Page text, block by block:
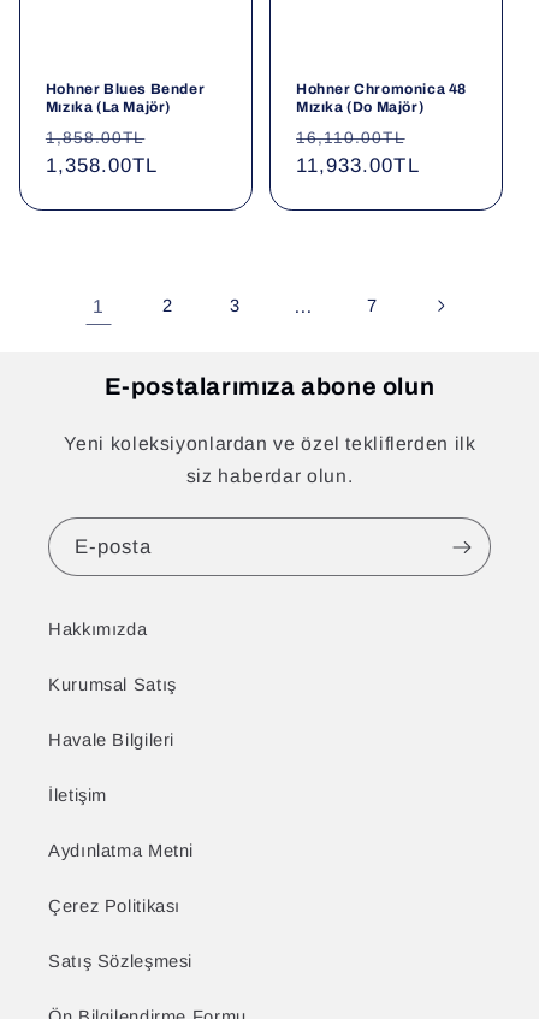
Hohner Blues Bender
Mızıka (La Majör)
Normal
fiyat
1,858.00TL
1,358.00TL
Hohner Chromonica 48
Mızıka (Do Majör)
Normal
fiyat
16,110.00TL
fiyat
11,933.00TL
1 2 3 … 7
E-postalarımıza abone olun
Yeni koleksiyonlardan ve özel tekliflerden ilk
siz haberdar olun.
E-posta
Hakkımızda
Kurumsal Satış
Havale Bilgileri
İletişim
Aydınlatma Metni
Çerez Politikası
Satış Sözleşmesi